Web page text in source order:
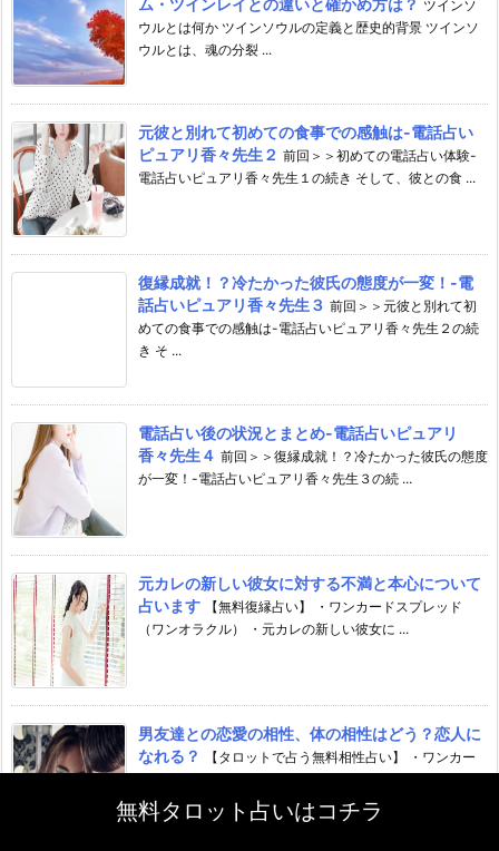
ム・ツインレイとの違いと確かめ方は？ ツインソ
ウルとは何か ツインソウルの定義と歴史的背景 ツインソ
ウルとは、魂の分裂 ...
元彼と別れて初めての食事での感触は-電話占い
ピュアリ香々先生２ 前回＞＞初めての電話占い体験-
電話占いピュアリ香々先生１の続き そして、彼との食 ...
復縁成就！？冷たかった彼氏の態度が一変！-電
話占いピュアリ香々先生３ 前回＞＞元彼と別れて初
めての食事での感触は-電話占いピュアリ香々先生２の続
き そ ...
電話占い後の状況とまとめ-電話占いピュアリ
香々先生４ 前回＞＞復縁成就！？冷たかった彼氏の態度
が一変！-電話占いピュアリ香々先生３の続 ...
元カレの新しい彼女に対する不満と本心について
占います
【無料復縁占い】 ・ワンカードスプレッド
（ワンオラクル） ・元カレの新しい彼女に ...
男友達との恋愛の相性、体の相性はどう？恋人に
なれる？
【タロットで占う無料相性占い】 ・ワンカー
無料タロット占いはコチラ